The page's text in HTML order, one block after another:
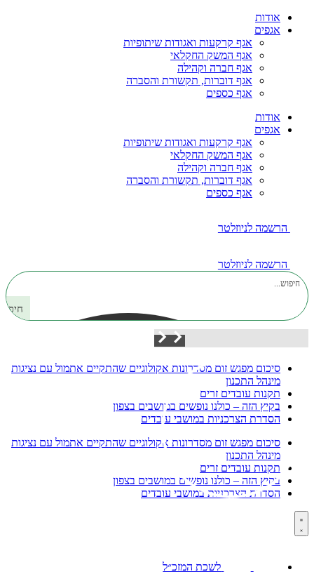
לתוכן
אודות
אגפים
אגף קרקעות ואגודות שיתופיות
אגף המשק החקלאי
אגף חברה וקהילה
אגף דוברות, תקשורת והסברה
אגף כספים
אודות
אגפים
אגף קרקעות ואגודות שיתופיות
אגף המשק החקלאי
אגף חברה וקהילה
אגף דוברות, תקשורת והסברה
אגף כספים
הרשמה לניוזלטר
הרשמה לניוזלטר
סיכום מפגש זום מסדרונות אקולוגיים שהתקיים אתמול עם נציגות
מינהל התכנון
תקנות עובדים זרים
בקיץ הזה – כולנו נופשים במושבים בצפון
הסדרת הצרכניות במושבי עובדים
סיכום מפגש זום מסדרונות אקולוגיים שהתקיים אתמול עם נציגות
מינהל התכנון
תקנות עובדים זרים
בקיץ הזה – כולנו נופשים במושבים בצפון
הסדרת הצרכניות במושבי עובדים
לשכת המזכ״ל